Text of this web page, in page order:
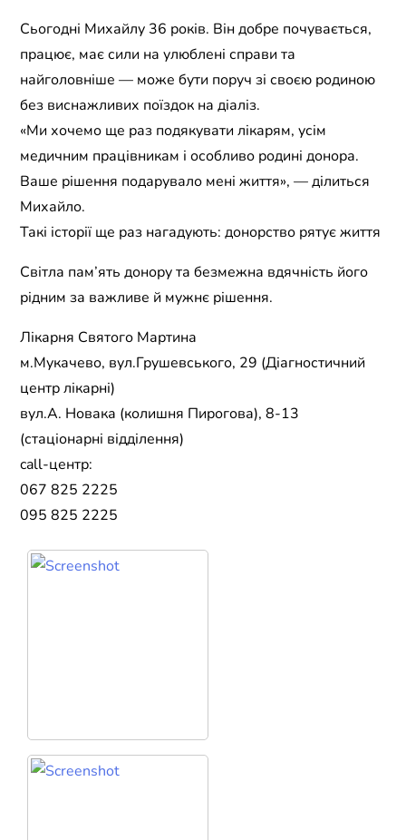
Сьогодні Михайлу 36 років. Він добре почувається,
працює, має сили на улюблені справи та
найголовніше — може бути поруч зі своєю родиною
без виснажливих поїздок на діаліз.
«Ми хочемо ще раз подякувати лікарям, усім
медичним працівникам і особливо родині донора.
Ваше рішення подарувало мені життя», — ділиться
Михайло.
Такі історії ще раз нагадують: донорство рятує життя
Світла пам’ять донору та безмежна вдячність його
рідним за важливе й мужнє рішення.
Лікарня Святого Мартина
м.Мукачево, вул.Грушевського, 29 (Діагностичний
центр лікарні)
вул.А. Новака (колишня Пирогова), 8-13
(стаціонарні відділення)
call-центр:
067 825 2225
095 825 2225